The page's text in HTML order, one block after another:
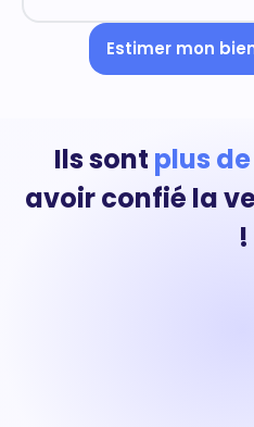
Estimer mon
Ils sont plus de
avoir confié la
!